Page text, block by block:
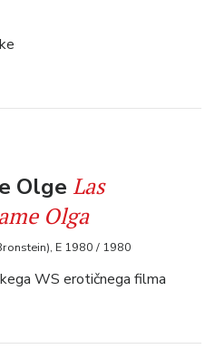
Olge Las
Olga
E 1980 / 1980
WS erotičnega filma